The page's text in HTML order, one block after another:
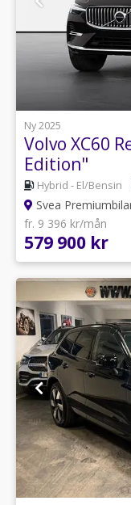
Ny 2025
Volvo XC60
Edition"
Hybrid - El/Bensin
Svea
fr. 9 396 kr/mån
579 900 kr